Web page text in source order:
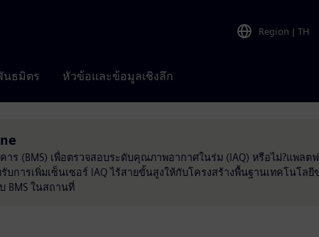
Region | TH
นธมิตร หัวข้อและข้อมูลเชิงลึก
ร (BMS) เพื่อตรวจสอบระดับคุณภาพอากาศในร่ม (IAQ) หรือไม่?แพลต
การเพิ่มเซ็นเซอร์ IAQ ไร้สายขั้นสูงให้กับโครงสร้างพื้นฐานเทคโนโลยี
BMS ในสถานที่